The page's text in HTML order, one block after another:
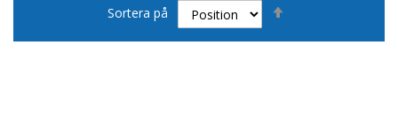
Sortera på